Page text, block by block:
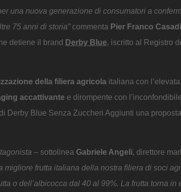
una nuova generazione di consumatori a
75 anni di storia”commenta Pier Franco
detiene il brand Derby Blue, iscritto al Registro
della filiera agricola italiana con
accattivante e dirompente con
Derby Blue Senza Zuccheri Aggiunti una
– sottolinea Gabriele Angeli, direttore
frutta italiana della nostra filiera di soci
o dell’albicocca dal 40 al 99%. La frutta torna in